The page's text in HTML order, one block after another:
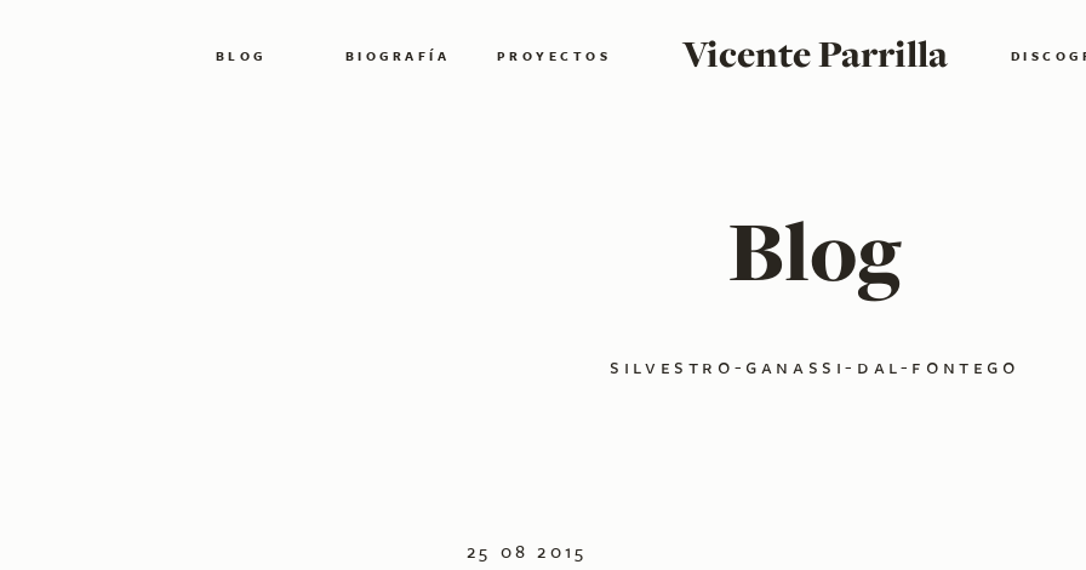
Vicente Parrilla
BLOG BIOGRAFÍA PROYECTOS
Blog
silvestro-ganassi-dal-fontego
25 08 2015